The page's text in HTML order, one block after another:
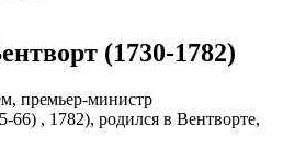
(1730-1782)
премьер-министр
66) , 1782), родился в Вентворте,